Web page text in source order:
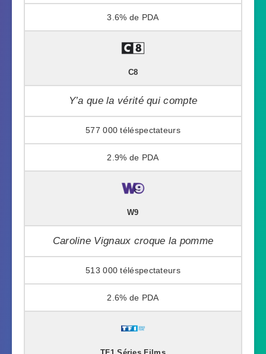
3.6%
C8
Y’a que la vérité qui compte
577 000
2.9%
W9
Caroline Vignaux croque la pomme
513 000
2.6%